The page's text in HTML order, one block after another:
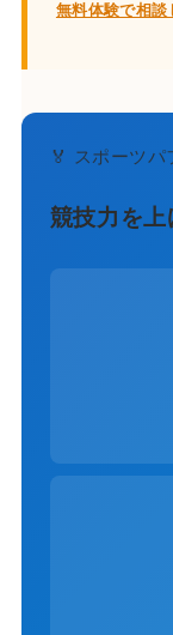
無料体験で相談
🏅 スポーツパ
競技力を